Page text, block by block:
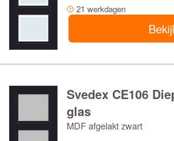
21 werkdagen
Svedex CE106
glas
MDF afgelakt zwart